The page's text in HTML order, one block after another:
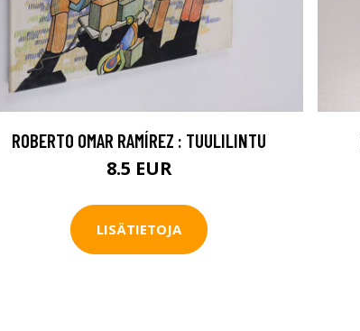
ROBERTO OMAR RAMÍREZ : TUULILINTU
8.5 EUR
LISÄTIETOJA